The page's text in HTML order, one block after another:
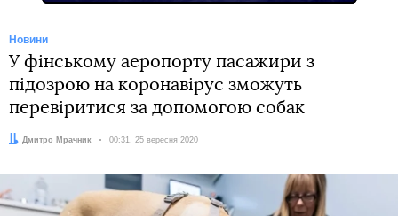
Новини
У фінському аеропорту пасажири з
підозрою на коронавірус зможуть
перевіритися за допомогою собак
Автор:
Дмитро Мрачник Дата:
00:31, 25 вересня 2020